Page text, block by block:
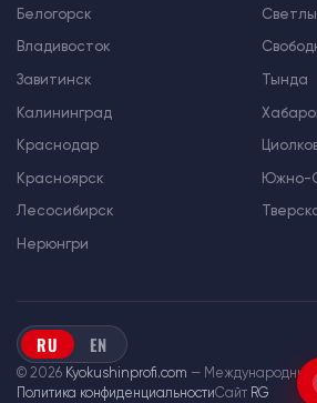
Белогорск
Владивосток
Завитинск
Калининград
Краснодар
Красноярск
Лесосибирск
Нерюнгри
Тында
Южно-
© 2026 Kyokushinprofi.com — Международный
Политика конфиденциальностиСайт RG
RU EN